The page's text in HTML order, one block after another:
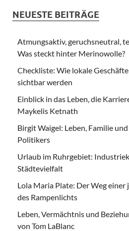
NEUESTE BEITRÄGE
Atmungsaktiv, geruchsneutral,
Was steckt hinter Merinowolle?
Checkliste: Wie lokale
sichtbar werden
Einblick in das Leben, die
Maykelis Ketnath
Birgit Waigel: Leben, Familie
Politikers
Urlaub im Ruhrgebiet:
Städtevielfalt
Lola Maria Plate: Der Weg einer
des Rampenlichts
Leben, Vermächtnis und
von Tom LaBlanc